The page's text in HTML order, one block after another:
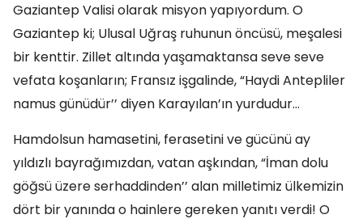
Gaziantep Valisi olarak misyon yapıyordum. O
Gaziantep ki; Ulusal Uğraş ruhunun öncüsü, meşalesi
bir kenttir. Zillet altında yaşamaktansa seve seve
vefata koşanların; Fransız işgalinde, “Haydi Antepliler
namus günüdür’’ diyen Karayılan’ın yurdudur…
Hamdolsun hamasetini, ferasetini ve gücünü ay
yıldızlı bayrağımızdan, vatan aşkından, “İman dolu
göğsü üzere serhaddinden’’ alan milletimiz ülkemizin
dört bir yanında o hainlere gereken yanıtı verdi! O